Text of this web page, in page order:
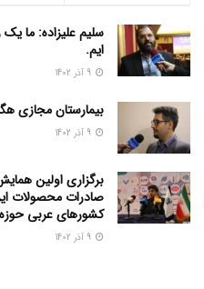
سلیم علیزاده: ما یک
ایم.
بیمارستان مجازی
برگزاری اولین
صادرات محصولات
کشورهای عربی